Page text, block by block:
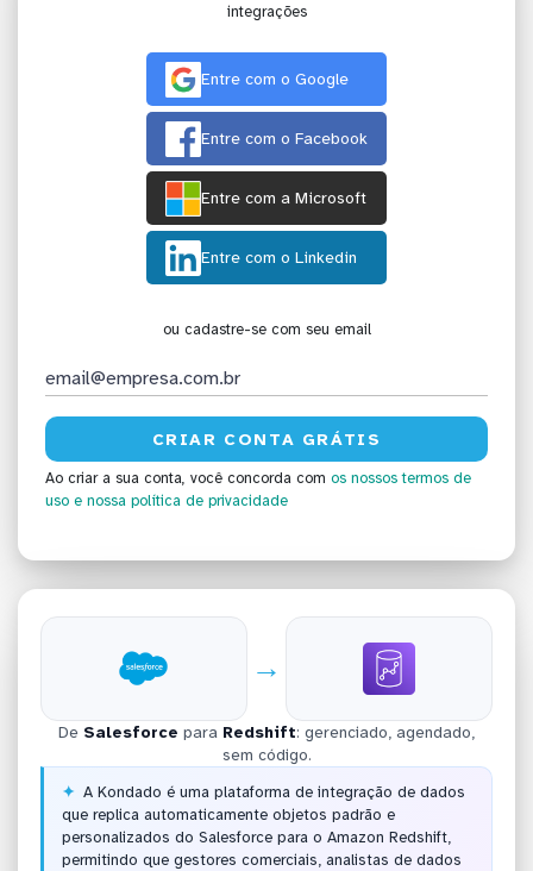
integrações
Entre com o Google
Entre com o Facebook
Entre com a Microsoft
Entre com o Linkedin
ou cadastre-se com seu email
Ao criar a sua conta, você concorda com os nossos termos de
uso e nossa política de privacidade
→
De Salesforce para Redshift: gerenciado, agendado,
sem código.
A Kondado é uma plataforma de integração de dados
que replica automaticamente objetos padrão e
personalizados do Salesforce para o Amazon Redshift,
permitindo que gestores comerciais, analistas de dados